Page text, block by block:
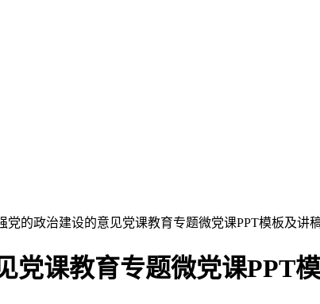
党的政治建设的意见党课教育专题微党课PPT模板及讲
党课教育专题微党课PPT